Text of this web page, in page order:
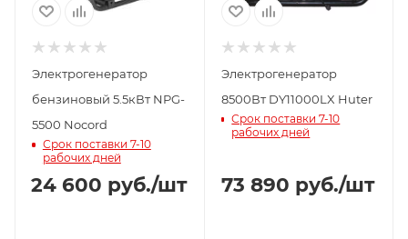
Электрогенератор
бензиновый 5.5кВт NPG-
5500 Nocord
Срок поставки 7-10
рабочих дней
24 600 руб./шт
Электрогенератор
8500Вт DY11000LX Huter
Срок поставки 7-10
рабочих дней
73 890 руб./шт